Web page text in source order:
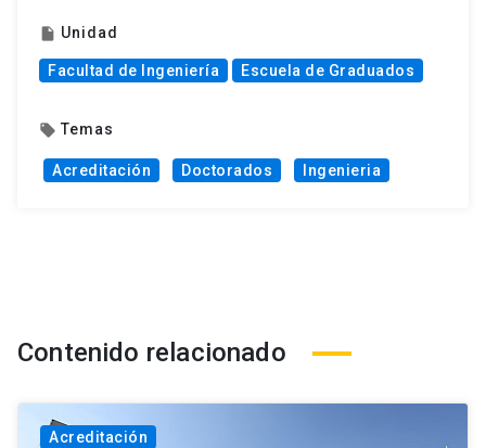
insert_drive_file Unidad
Facultad de Ingeniería Escuela de Graduados
local_offer Temas
Acreditación Doctorados Ingenieria
Contenido relacionado
Acreditación